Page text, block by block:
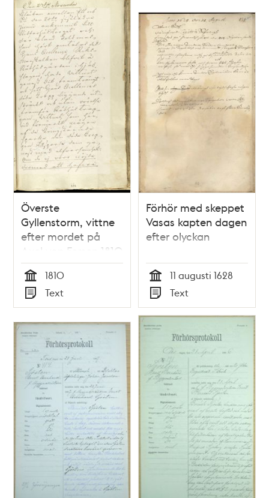
Överste
Gyllenstorm, vittne
efter mordet på
Axel von Fersen 1810
Tid
1810
Typ
Text
Förhör med skeppet
Vasas kapten dagen
efter olyckan
Tid
11 augusti 1628
Typ
Text